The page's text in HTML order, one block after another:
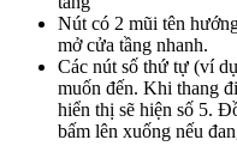
Nút có 2 mũi tên
mở cửa tầng nhanh.
Các nút số thứ tự (ví
muốn đến. Khi thang
hiển thị sẽ hiện số 5.
bấm lên xuống nếu